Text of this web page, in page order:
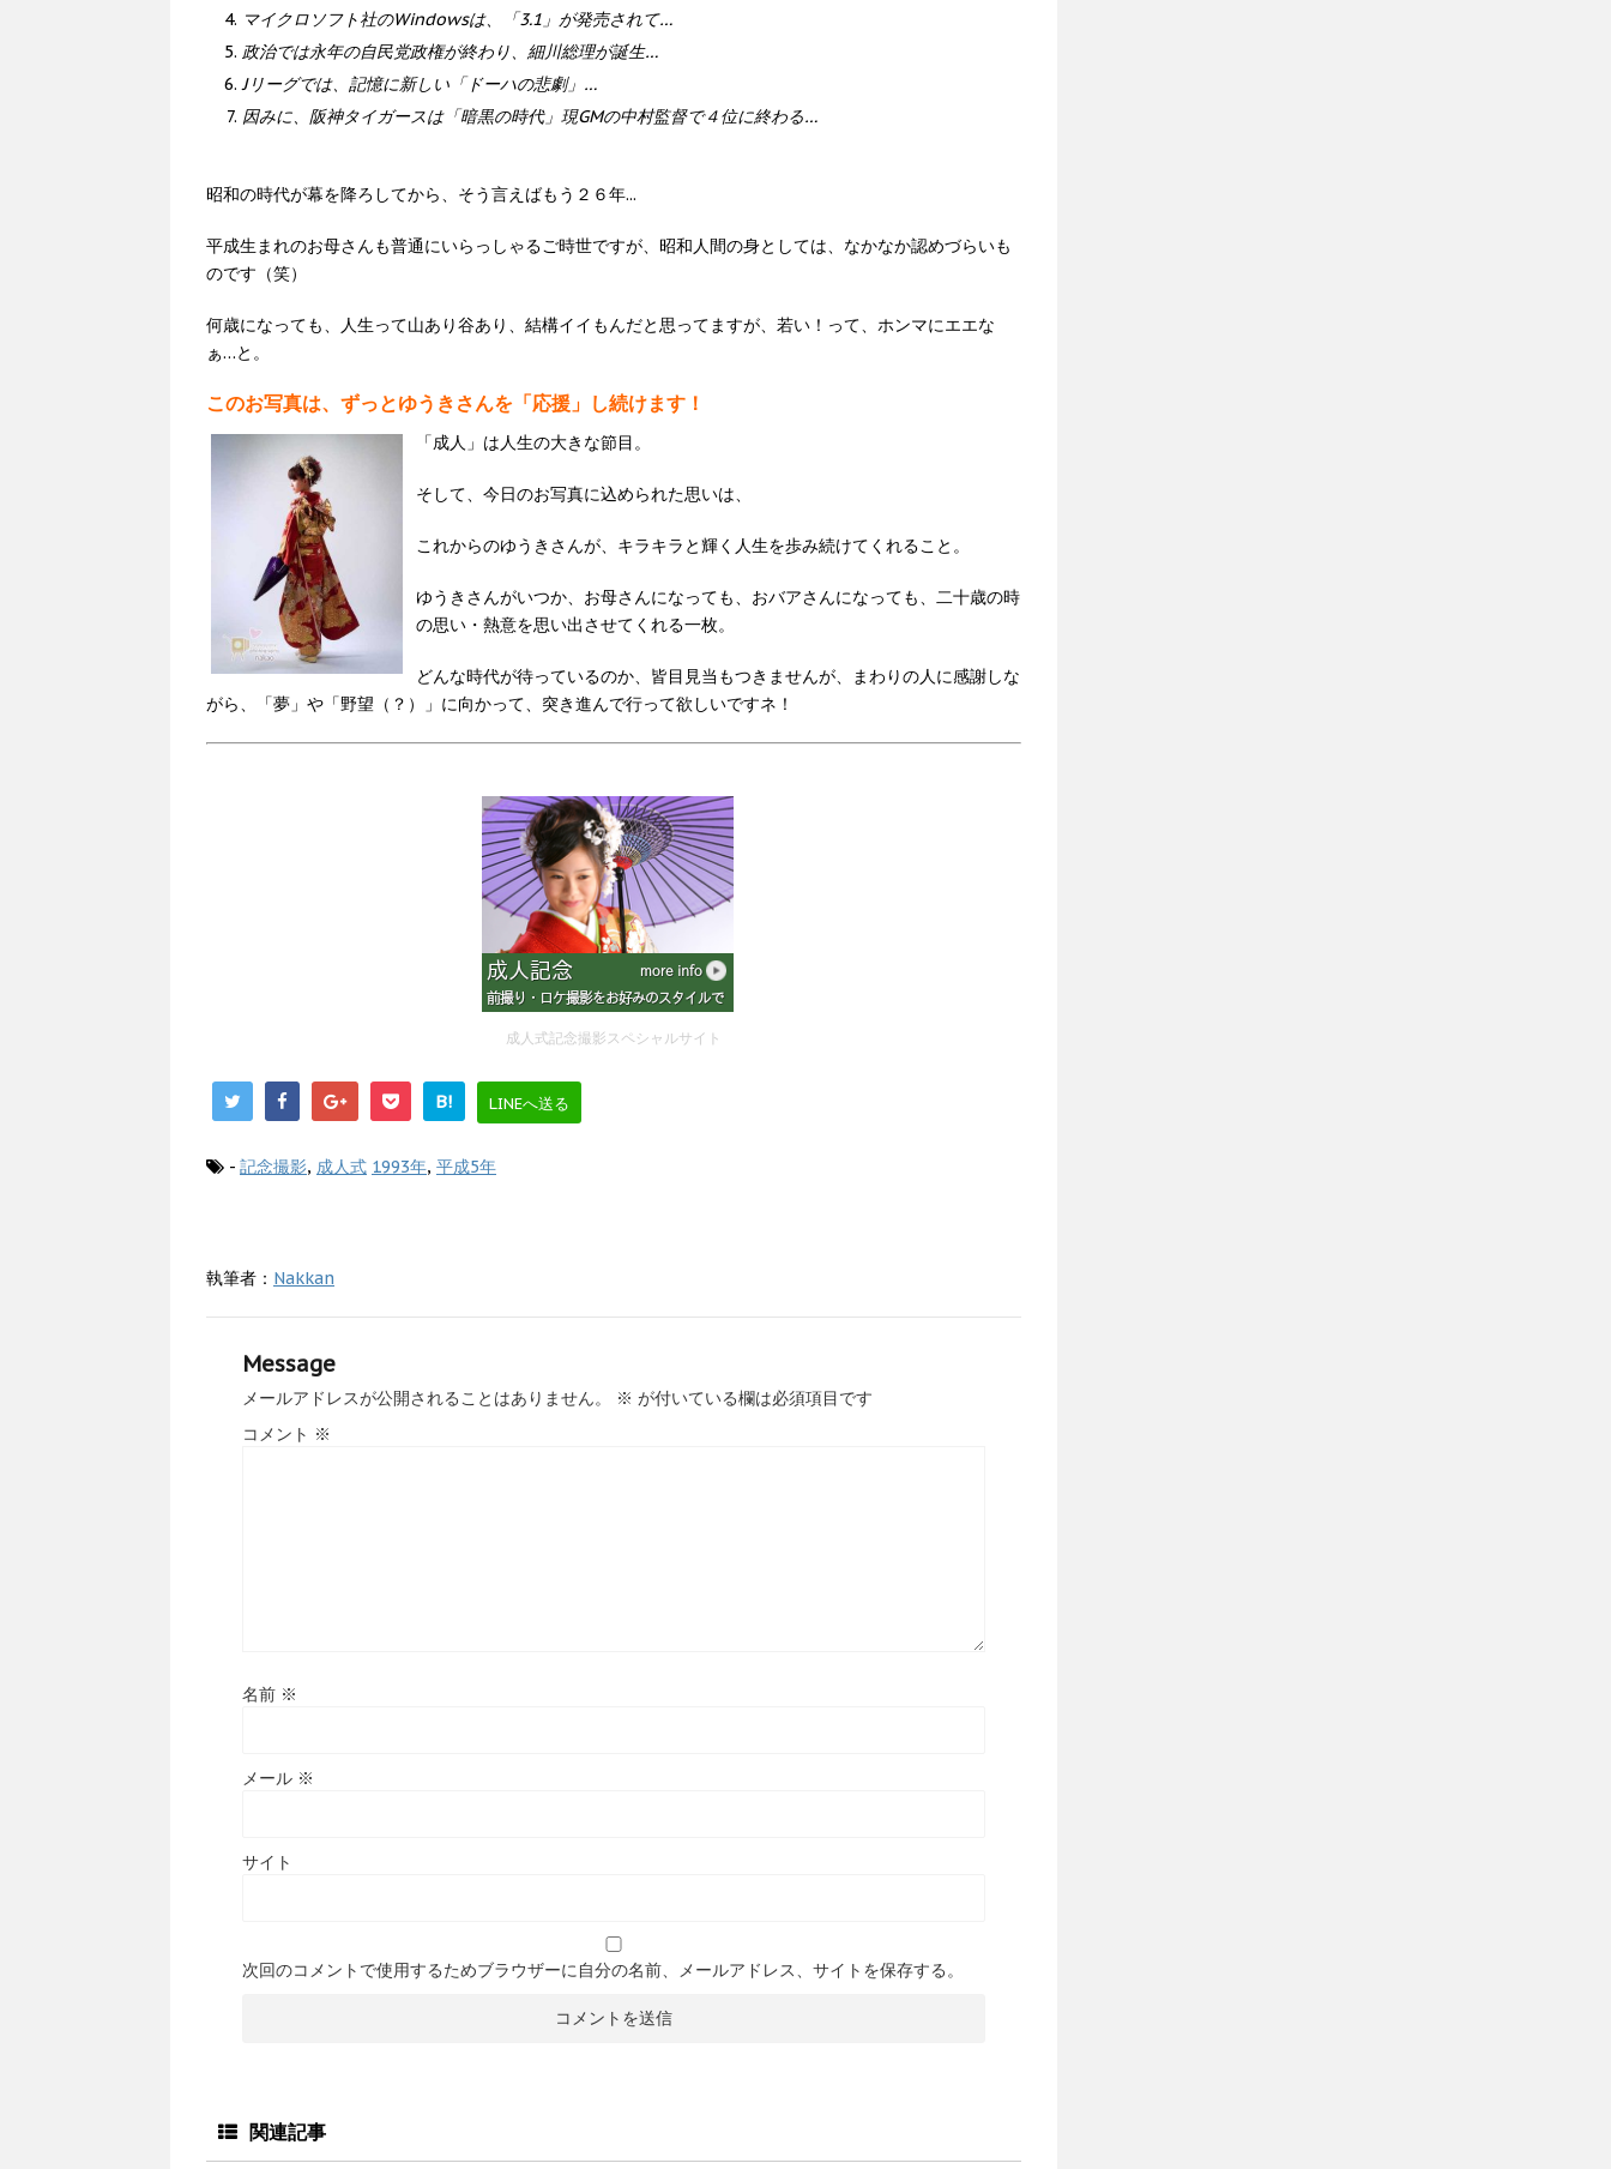
マイクロソフト社のWindowsは、「3.1」が発売されて…
政治では永年の自民党政権が終わり、細川総理が誕生…
Jリーグでは、記憶に新しい「ドーハの悲劇」…
因みに、阪神タイガースは「暗黒の時代」現GMの中村監督で４位に終わる…
昭和の時代が幕を降ろしてから、そう言えばもう２６年...
平成生まれのお母さんも普通にいらっしゃるご時世ですが、昭和人間の身としては、なかなか認めづらいも
のです（笑）
何歳になっても、人生って山あり谷あり、結構イイもんだと思ってますが、若い！って、ホンマにエエな
ぁ…と。
このお写真は、ずっとゆうきさんを「応援」し続けます！
「成人」は人生の大きな節目。
そして、今日のお写真に込められた思いは、
これからのゆうきさんが、 キラキラと輝く人生を歩み続けてくれること。
ゆうきさんがいつか、お母さんになっても、おバアさんになっても、 二十歳の時
の思い・熱意を思い出させてくれる一枚。
どんな時代が待っているのか、皆目見当もつきませんが、
まわりの人に感謝しな
がら、
「夢」や「野望（？）」に向かって、 突き進んで行って欲しいですネ！
成人式記念撮影スペシャルサイト
B! LINEへ送る
- 記念撮影, 成人式 1993年, 平成5年
執筆者： Nakkan
Message
メールアドレスが公開されることはありません。 ※ が付いている欄は必須項目です
コメント ※
名前 ※
メール ※
サイト
次回のコメントで使用するためブラウザーに自分の名前、メールアドレス、サイトを保存する。
関連記事